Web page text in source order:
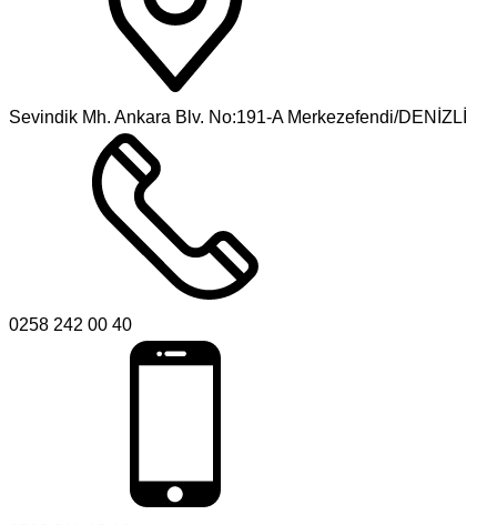
Sevindik Mh. Ankara Blv. No:191-A Merkezefendi/DENİZLİ
0258 242 00 40